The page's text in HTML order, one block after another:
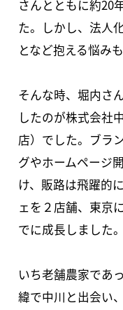
さんとともに約20
た。しかし、法人
となど抱える悩み
そんな時、堀内さ
したのが株式会社
店）でした。ブラ
グやホームページ
け、販路は飛躍的
ェを２店舗、東京
でに成長しました。
いち老舗農家であ
緯で中川と出会い